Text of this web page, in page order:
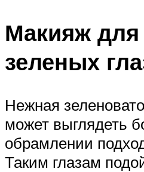
Макияж для
зеленых
Нежная
может выглядеть
обрамлении
Таким глазам